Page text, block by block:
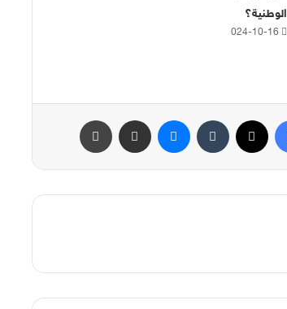
الوطنية؟
2024-10-16
فيسبوك ماسنجر مشاركة عبر البريد